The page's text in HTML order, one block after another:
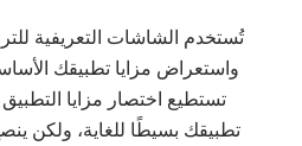
تُستخدم الشاشات التعريفية
واستعراض مزايا تطبيقك
تستطيع اختصار مزايا
تطبيقك بسيطًا للغاية، ولكن